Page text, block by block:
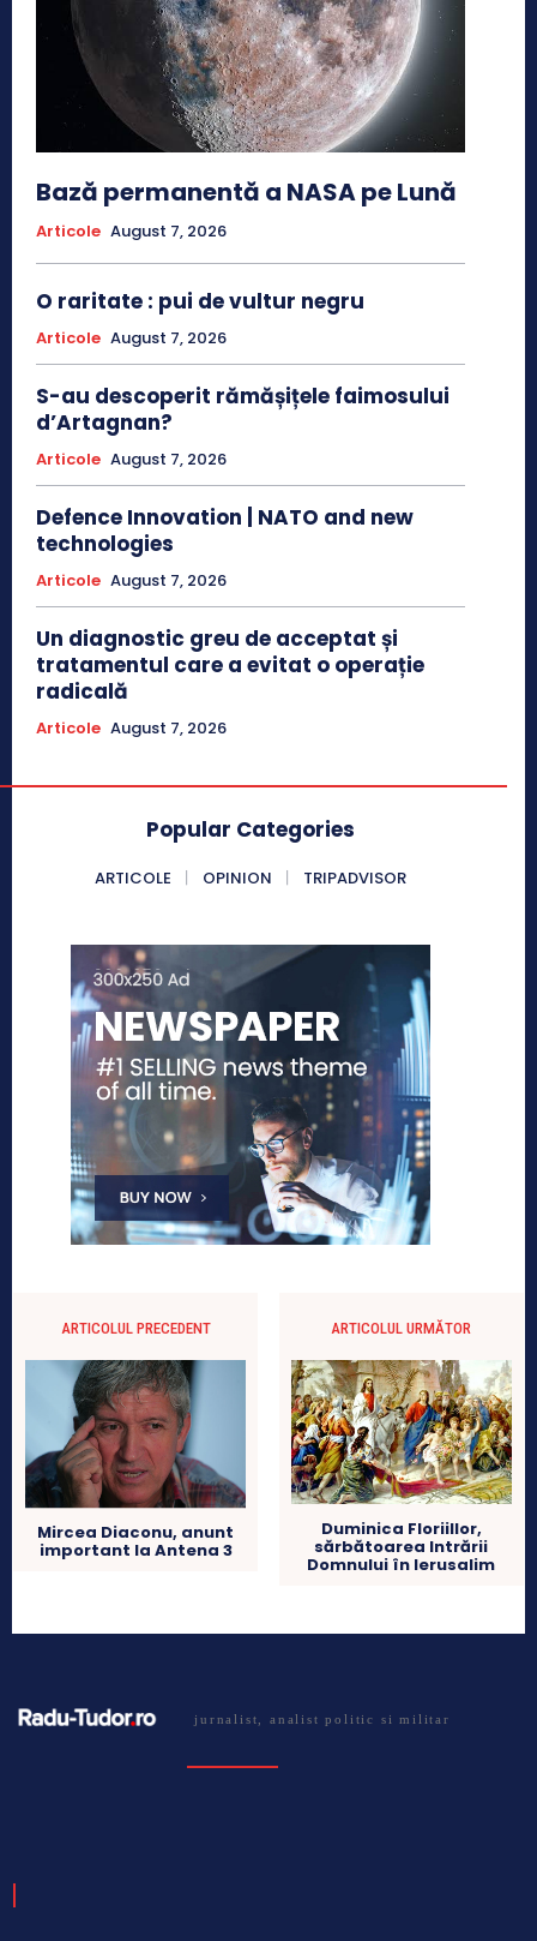
Bază permanentă a NASA pe Lună
Articole August 7, 2026
O raritate : pui de vultur negru
Articole August 7, 2026
S-au descoperit rămășițele faimosului
d’Artagnan?
Articole August 7, 2026
Defence Innovation | NATO and new
technologies
Articole August 7, 2026
Un diagnostic greu de acceptat și
tratamentul care a evitat o operație
radicală
Articole August 7, 2026
Popular Categories
ARTICOLE OPINION TRIPADVISOR
ARTICOLUL PRECEDENT
Mircea Diaconu, anunt
important la Antena 3
ARTICOLUL URMĂTOR
Duminica Floriillor,
sărbătoarea Intrării
Domnului în Ierusalim
jurnalist, analist politic si militar